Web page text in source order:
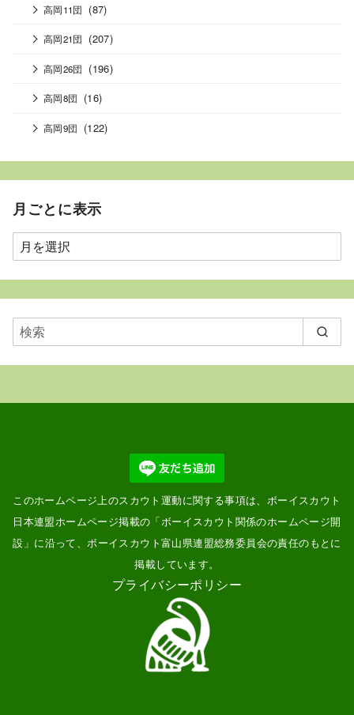
高岡11団 (87)
高岡21団 (207)
高岡26団 (196)
高岡8団 (16)
高岡9団 (122)
月ごとに表示
月
ご
と
表
示
このホームページ上のスカウト運動に関する事項は、ボーイスカウト
日本連盟ホームページ掲載の「ボーイスカウト関係のホームページ開
設 」に沿って、ボーイスカウト富山県連盟総務委員会の責任のもとに
掲載しています。
プライバシーポリシー